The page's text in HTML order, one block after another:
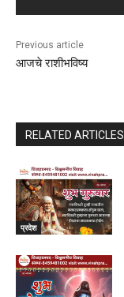
Previous article
आजचे राशीभविष्य
RELATED ARTICLES
प्रदेश